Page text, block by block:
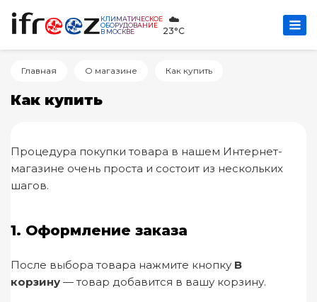
КЛИМАТИЧЕСКОЕ
ОБОРУДОВАНИЕ
В МОСКВЕ
☁️
23°C
Главная О магазине Как купить
Как купить
Процедура покупки товара в нашем Интернет-
магазине очень проста и состоит из нескольких
шагов.
1. Оформление заказа
После выбора товара нажмите кнопку В
корзину — товар добавится в вашу корзину.